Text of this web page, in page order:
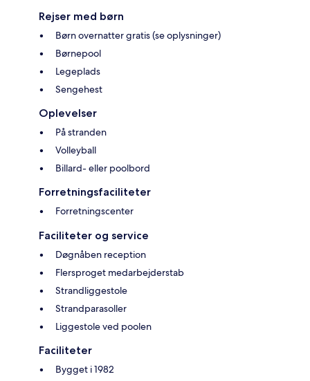
Rejser med børn
Børn overnatter gratis (se oplysninger)
Børnepool
Legeplads
Sengehest
Oplevelser
På stranden
Volleyball
Billard- eller poolbord
Forretningsfaciliteter
Forretningscenter
Faciliteter og service
Døgnåben reception
Flersproget medarbejderstab
Strandliggestole
Strandparasoller
Liggestole ved poolen
Faciliteter
Bygget i 1982